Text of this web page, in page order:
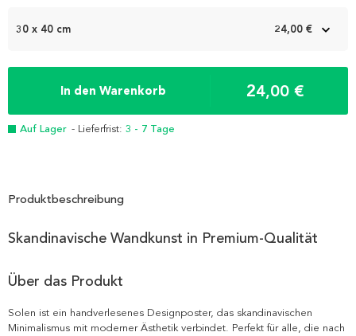
30 x 40 cm 24,00 €
In den Warenkorb 24,00 €
Auf Lager - Lieferfrist: 3 - 7 Tage
Produktbeschreibung
Skandinavische Wandkunst in Premium-Qualität
Über das Produkt
Solen ist ein handverlesenes Designposter, das skandinavischen
Minimalismus mit moderner Ästhetik verbindet. Perfekt für alle, die nach